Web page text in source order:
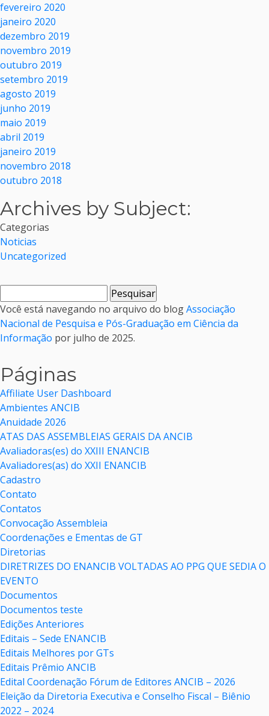
fevereiro 2020
janeiro 2020
dezembro 2019
novembro 2019
outubro 2019
setembro 2019
agosto 2019
junho 2019
maio 2019
abril 2019
janeiro 2019
novembro 2018
outubro 2018
Archives by Subject:
Categorias
Noticias
Uncategorized
por:
Você está navegando no arquivo do blogAssociação
Nacional de Pesquisa e Pós-Graduação em Ciência da
Informação por julho de 2025.
Páginas
Affiliate User Dashboard
Ambientes ANCIB
Anuidade 2026
ATAS DAS ASSEMBLEIAS GERAIS DA ANCIB
Avaliadoras(es) do XXIII ENANCIB
Avaliadores(as) do XXII ENANCIB
Cadastro
Contato
Contatos
Convocação Assembleia
Coordenações e Ementas de GT
Diretorias
DIRETRIZES DO ENANCIB VOLTADAS AO PPG QUE SEDIA O
EVENTO
Documentos
Documentos teste
Edições Anteriores
Editais – Sede ENANCIB
Editais Melhores por GTs
Editais Prêmio ANCIB
Edital Coordenação Fórum de Editores ANCIB – 2026
Eleição da Diretoria Executiva e Conselho Fiscal – Biênio
2022 – 2024